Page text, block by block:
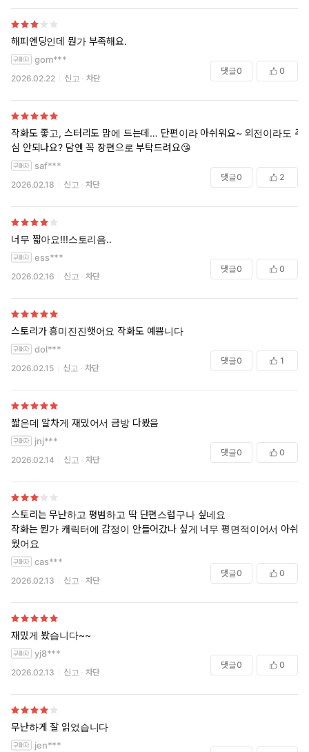
해피엔딩인데 뭔가 부족해요.
gom***
2026.02.22 신고 차단
댓글0 0
작화도 좋고, 스터리도 맘에 드는데… 단편이라 아쉬워요~ 외전이라도 주
심 안되나요? 담엔 꼭 장편으로 부탁드려요😘
saf***
2026.02.18 신고 차단
댓글0 2
너무 짧아요!!!스토리음..
ess***
2026.02.16 신고 차단
댓글0 0
스토리가 흥미진진햇어요 작화도 예쁨니다
dol***
2026.02.15 신고 차단
댓글0 1
짧은데 알차게 재밌어서 금방 다봤음
jnj***
2026.02.14 신고 차단
댓글0 0
스토리는 무난하고 평범하고 딱 단편스럽구나 싶네요
작화는 뭔가 캐릭터에 감정이 안들어갔나 싶게 너무 평면적이어서 아쉬
웠어요
cas***
2026.02.13 신고 차단
댓글0 0
재밌게 봤습니다~~
yj8***
2026.02.13 신고 차단
댓글0 0
무난하게 잘 읽었습니다
jen***